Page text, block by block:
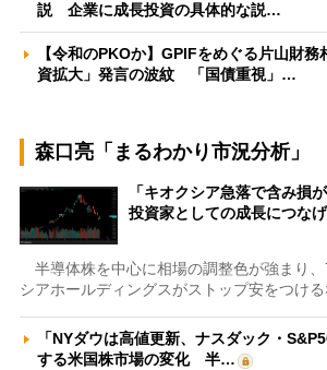
説 企業に成長投資の具体的な説…
【令和のPKOか】GPIFをめぐる片山財
資拡大」発言の波紋 「国債重視」…
森口亮「まるわかり市況分析」
「キオクシア急落で含み損
投資家としての成長につ
半導体株を中心に相場の調整色が強まり
シアホールディングスがストップ安をつけ
「NYダウは高値更新、ナスダック・
する米国株市場の変化 半…